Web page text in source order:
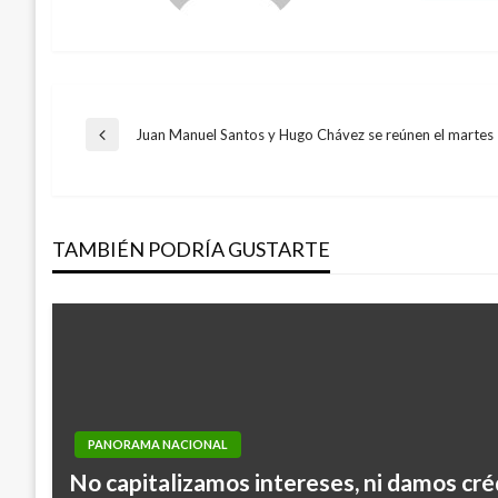
Navegación
entradas
Entrada
Juan Manuel Santos y Hugo Chávez se reúnen el martes
TAMBIÉN PODRÍA GUSTARTE
PANORAMA NACIONAL
No capitalizamos intereses, ni damos